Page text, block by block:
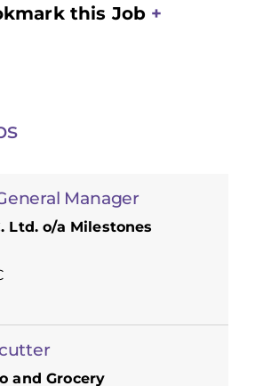
this Job
Manager
Ltd. o/a Milestones
and Grocery